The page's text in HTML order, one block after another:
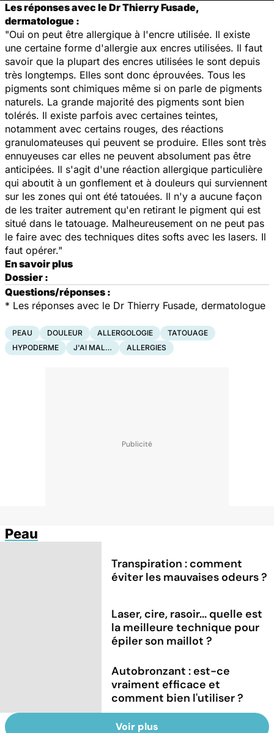
Les réponses avec le Dr Thierry Fusade,
dermatologue :
"Oui on peut être allergique à l'encre utilisée. Il existe
une certaine forme d'allergie aux encres utilisées. Il faut
savoir que la plupart des encres utilisées le sont depuis
très longtemps. Elles sont donc éprouvées. Tous les
pigments sont chimiques même si on parle de pigments
naturels. La grande majorité des pigments sont bien
tolérés. Il existe parfois avec certaines teintes,
notamment avec certains rouges, des réactions
granulomateuses qui peuvent se produire. Elles sont très
ennuyeuses car elles ne peuvent absolument pas être
anticipées. Il s'agit d'une réaction allergique particulière
qui aboutit à un gonflement et à douleurs qui surviennent
sur les zones qui ont été tatouées. Il n'y a aucune façon
de les traiter autrement qu'en retirant le pigment qui est
situé dans le tatouage. Malheureusement on ne peut pas
le faire avec des techniques dites softs avec les lasers. Il
faut opérer."
En savoir plus
Dossier :
Questions/réponses :
* Les réponses avec le Dr Thierry Fusade, dermatologue
PEAU DOULEUR ALLERGOLOGIE
TATOUAGE
HYPODERME
J'AI MAL… ALLERGIES
Peau
Transpiration : comment
éviter les mauvaises odeurs ?
Laser, cire, rasoir... quelle est
la meilleure technique pour
épiler son maillot ?
Autobronzant : est-ce
vraiment efficace et
comment bien l'utiliser ?
Voir plus